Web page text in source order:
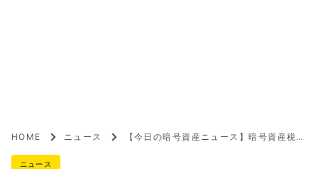
HOME ニュース
【今日の暗号資産ニュース】暗号資産税務
ニュース